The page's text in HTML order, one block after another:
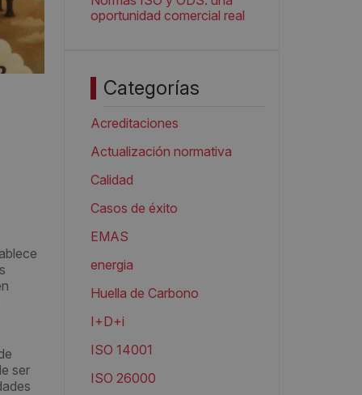
ser
oportunidad comercial real
Categorías
Acreditaciones
Actualización normativa
Calidad
Casos de éxito
EMAS
energia
Huella de Carbono
I+D+i
ISO 14001
ISO 26000